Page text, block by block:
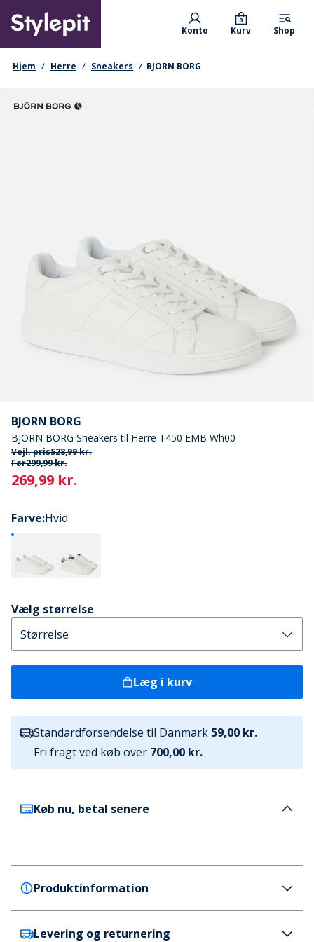
main
content
Primary departments
Konto Kurv
0
Shop
navigationssti
Hjem Herre Sneakers BJORN BORG
BJORN BORG
BJORN BORG Sneakers til Herre T450 EMB Wh00
Vejl. pris528,99 kr.
Før299,99 kr.
Current
269,99 kr.
Farve:Hvid
Vælg størrelse
Læg i kurv
Standardforsendelse til Danmark 59,00 kr.
Fri fragt ved køb over 700,00 kr.
Køb nu, betal senere
Produktinformation
BJORN BORG
Levering og returnering